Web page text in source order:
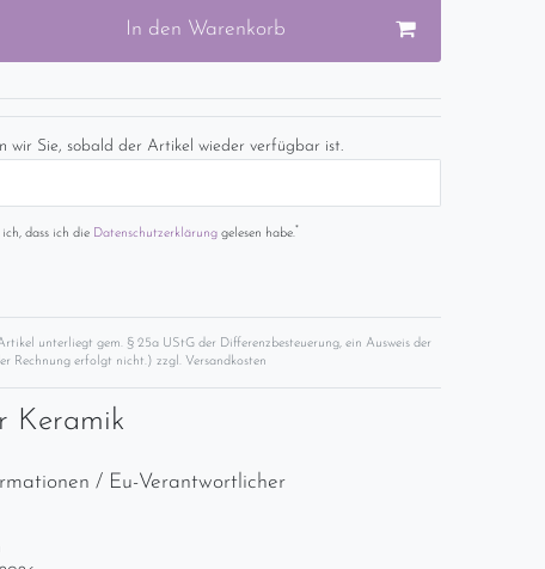
In den Warenkorb
wir Sie, sobald der Artikel wieder verfügbar ist.
dass ich die Daten­schutz­erklärunggelesen habe.*
unterliegt gem. § 25a UStG der Differenzbesteuerung, ein Ausweis der
Rechnung erfolgt nicht.) zzgl. Versandkosten
Keramik
/ Eu-Verantwortlicher